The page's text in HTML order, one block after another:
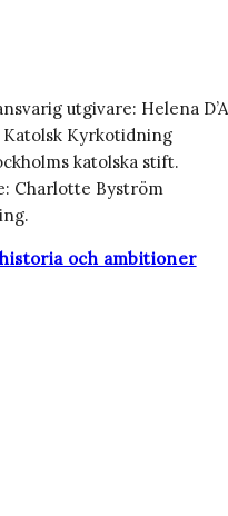
utgivare: Helena
Kyrkotidning
katolska stift.
Charlotte Byström
och ambitioner